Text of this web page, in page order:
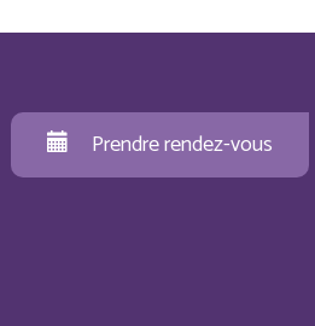
Prendre rendez-vous